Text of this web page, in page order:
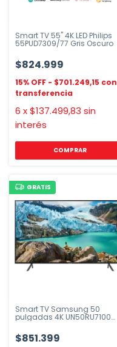
Smart TV 55" 4K LED Philips
55PUD7309/77 Gris Oscuro
$824.999
$701.249,15
6 x$137.499,83 sin
interés
GRATIS
Smart TV Samsung 50
pulgadas 4K UN50RU7100
$851.399